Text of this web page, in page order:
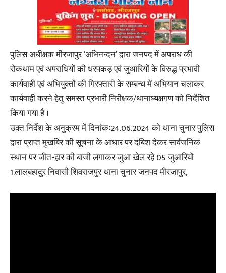
पुलिस अधीक्षक मीरजापुर ‘अभिनन्दन’ द्वारा जनपद में अपराध की
रोकथाम एवं अपराधियों की धरपकड़ एवं जुआरियों के विरुद्ध प्रभावी
कार्यवाही एवं अभियुक्तों की गिरफ्तारी के सम्बन्ध में अभियान चलाकर
कार्यवाही करने हेतु समस्त प्रभारी निरीक्षक/थानाध्यक्षगण को निर्देशित
किया गया है ।
उक्त निर्देश के अनुक्रम में दिनांकः24.06.2024 को थाना चुनार पुलिस
द्वारा प्राप्त मुखबिर की सूचना के आधार पर दबिश देकर सार्वजनिक
स्थान पर जीत-हार की बाजी लगाकर जुआ खेल रहे 05 जुआरियों
1.लालबहादुर निवासी शिवराजपुर थाना चुनार जनपद मीरजापुर,